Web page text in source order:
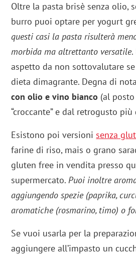
Oltre la pasta brisè senza olio,
burro puoi optare per yogurt
questi casi la pasta risulterà
morbida ma altrettanto versatile.
aspetto da non sottovalutare
dieta dimagrante. Degna di
con olio e vino bianco (al posto
“croccante” e dal retrogusto più
Esistono poi versioni senza
farine di riso, mais o grano
gluten free in vendita presso
supermercato.Puoi inoltre
aggiungendo spezie (paprika,
aromatiche (rosmarino, timo) o
Se vuoi usarla per la
aggiungere all’impasto un